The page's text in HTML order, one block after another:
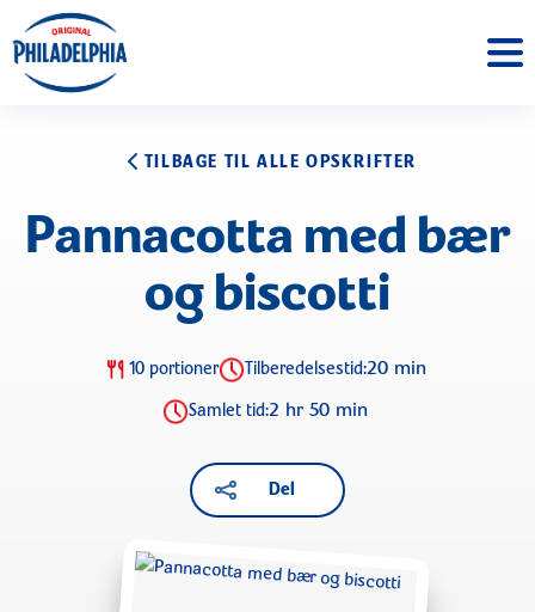
TILBAGE TIL ALLE OPSKRIFTER
Pannacotta med bær
og biscotti
10 portioner Tilberedelsestid:20 min
Samlet tid:2 hr 50 min
Del